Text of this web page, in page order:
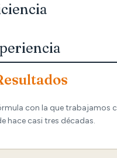
con la que trabajamos
hace casi tres décadas.